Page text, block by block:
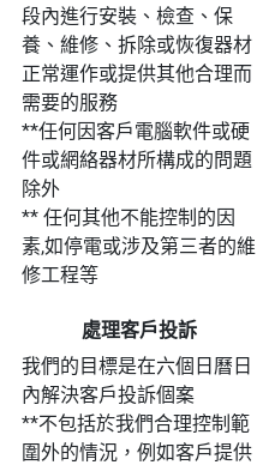
段內進行安裝、檢查、保
養、維修、拆除或恢復器材
正常運作或提供其他合理而
需要的服務
**任何因客戶電腦軟件或硬
件或網絡器材所構成的問題
除外
** 任何其他不能控制的因
素,如停電或涉及第三者的維
修工程等
處理客戶投訴
我們的目標是在六個日曆日
內解決客戶投訴個案
**不包括於我們合理控制範
圍外的情況，例如客戶提供